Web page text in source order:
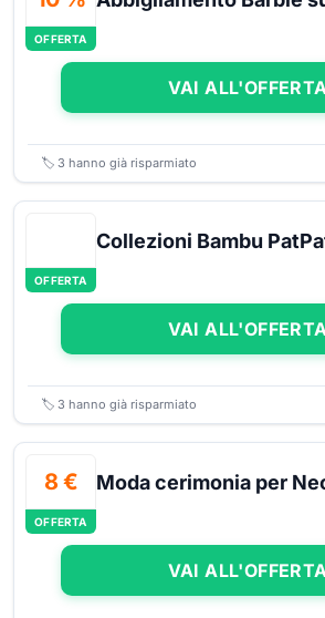
OFFERTA
VAI ALL'OFFERTA
🏷️ 3 hanno già risparmiato
OFFERTA
Collezioni Bambu
VAI ALL'OFFERTA
🏷️ 3 hanno già risparmiato
8 €
OFFERTA
Moda cerimonia per
VAI ALL'OFFERTA